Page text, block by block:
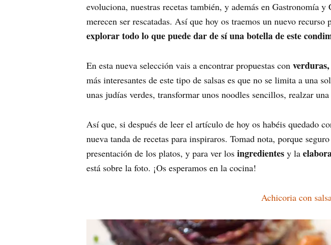
evoluciona, nuestras recetas también, y además en Gastronomía
merecen ser rescatadas. Así que hoy os traemos un nuevo
explorar todo lo que puede dar de sí una botella de este
En esta nueva selección vais a encontrar propuestas con
más interesantes de este tipo de salsas es que no se limita a una
unas judías verdes, transformar unos noodles sencillos, realzar
Así que, si después de leer el artículo de hoy os habéis quedado
nueva tanda de recetas para inspiraros. Tomad nota, porque
presentación de los platos, y para ver los ingredientes y la
está sobre la foto. ¡Os esperamos en la cocina!
Achicoria con